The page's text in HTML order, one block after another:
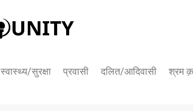
स्वास्थ्य/सुरक्षा प्रवासी दलित/आदिवासी श्रम